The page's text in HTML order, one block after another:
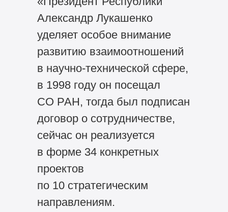
Александр Лукашенко
уделяет особое внимание
развитию взаимоотношений
в научно-технической сфере,
в 1998 году он посещал
СО РАН, тогда был подписан
договор о сотрудничестве,
сейчас он реализуется
в форме 34 конкретных
проектов
по 10 стратегическим
направлениям.